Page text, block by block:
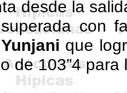
desde la
con
Yunjani que
de 103”4 para